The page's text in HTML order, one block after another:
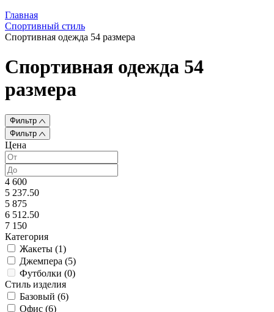
Главная
Спортивный стиль
Спортивная одежда 54 размера
Спортивная одежда 54
размера
Фильтр
Фильтр
Цена
4 600
5 237.50
5 875
6 512.50
7 150
Категория
Жакеты (1)
Джемпера (5)
Футболки (0)
Стиль изделия
Базовый (6)
Офис (6)